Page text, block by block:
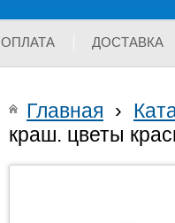
ОПЛАТА ДОСТАВКА
Главная ›
краш. цветы